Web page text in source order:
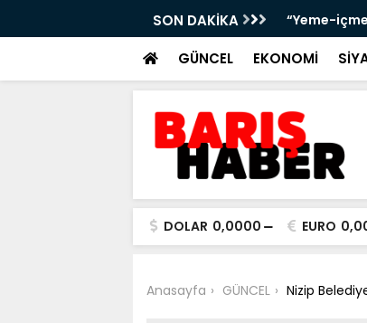
SON DAKİKA
bankalara ve platformlara Metin
GÜNCEL EKONOMİ
DOLAR 0,0000 EURO
Anasayfa GÜNCEL Nizip